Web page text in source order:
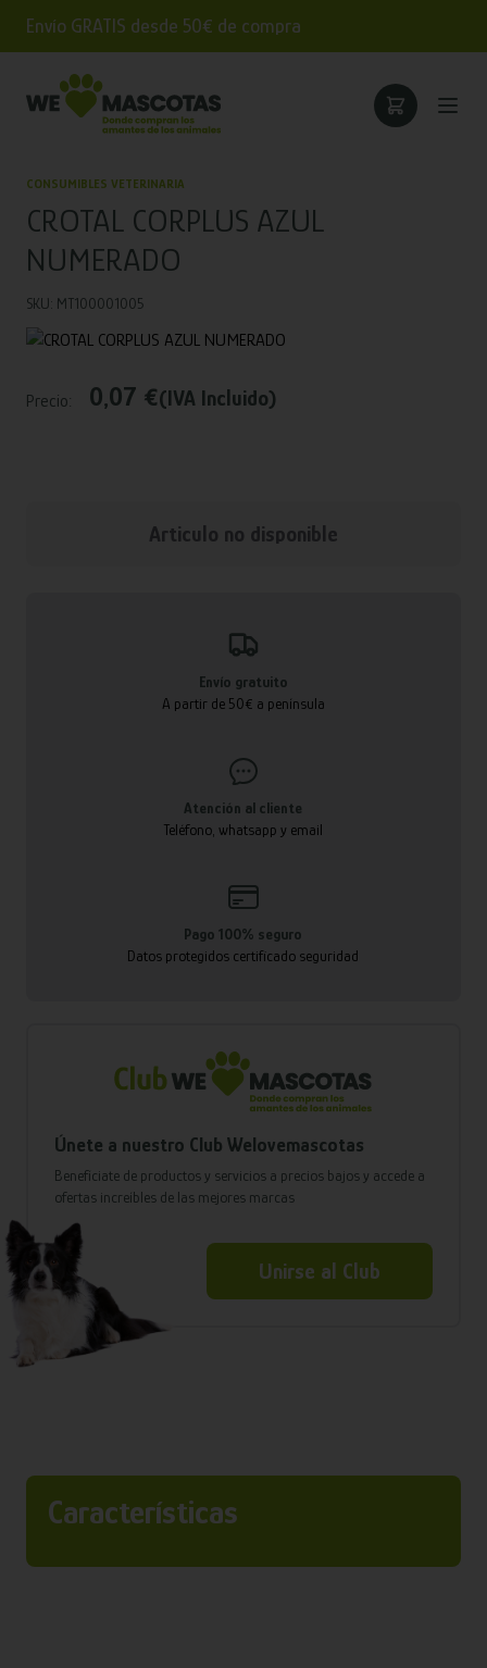
Envío GRATIS desde 50€ de compra
CONSUMIBLES VETERINARIA
CROTAL CORPLUS AZUL
NUMERADO
SKU: MT100001005
Precio: 0,07 €(IVA Incluido)
Articulo no disponible
Envío gratuito
A partir de 50€ a península
Atención al cliente
Teléfono, whatsapp y email
Pago 100% seguro
Datos protegidos certificado seguridad
Únete a nuestro Club Welovemascotas
Benefíciate de productos y servicios a precios bajos y accede a
ofertas increíbles de las mejores marcas
Unirse al Club
Características